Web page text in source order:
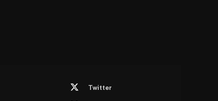
Twitter